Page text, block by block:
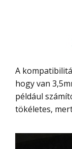
A kompatibilitása olyan szempontból tökéletes,
hogy van
például
tökéletes,